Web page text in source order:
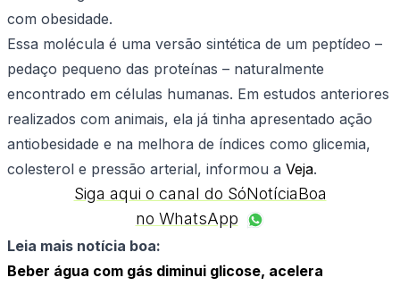
com obesidade.
Essa molécula é uma versão sintética de um peptídeo –
pedaço pequeno das proteínas – naturalmente
encontrado em células humanas. Em estudos anteriores
realizados com animais, ela já tinha apresentado ação
antiobesidade e na melhora de índices como glicemia,
colesterol e pressão arterial, informou a Veja.
Siga aqui o canal do SóNotíciaBoa
no WhatsApp
Leia mais notícia boa:
Beber água com gás diminui glicose, acelera